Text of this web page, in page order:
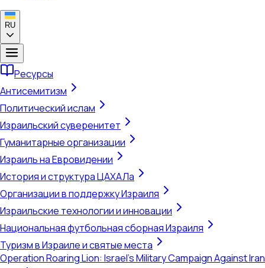
RU
Ресурсы
Антисемитизм
Политический ислам
Израильский суверенитет
Гуманитарные организации
Израиль на Евровидении
История и структура ЦАХАЛа
Организации в поддержку Израиля
Израильские технологии и инновации
Национальная футбольная сборная Израиля
Туризм в Израиле и святые места
Operation Roaring Lion: Israel's Military Campaign Against Iran